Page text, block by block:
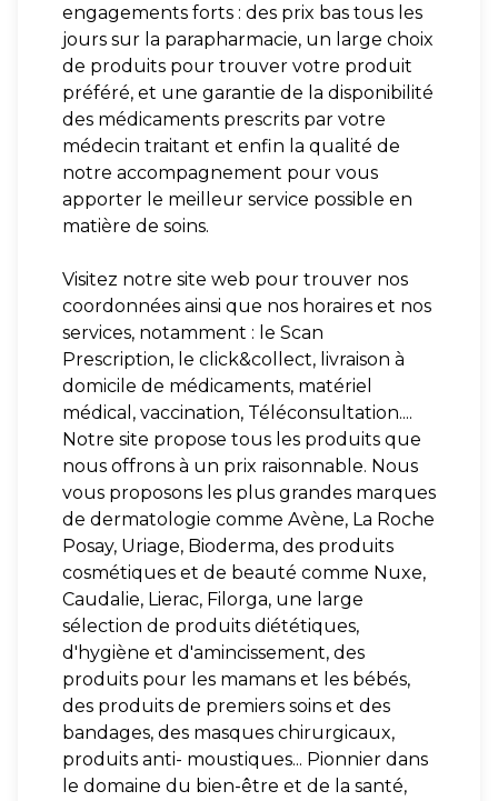
engagements forts : des prix bas tous les
jours sur la parapharmacie, un large choix
de produits pour trouver votre produit
préféré, et une garantie de la disponibilité
des médicaments prescrits par votre
médecin traitant et enfin la qualité de
notre accompagnement pour vous
apporter le meilleur service possible en
matière de soins.
Visitez notre site web pour trouver nos
coordonnées ainsi que nos horaires et nos
services, notamment : le Scan
Prescription, le click&collect, livraison à
domicile de médicaments, matériel
médical, vaccination, Téléconsultation....
Notre site propose tous les produits que
nous offrons à un prix raisonnable. Nous
vous proposons les plus grandes marques
de dermatologie comme Avène, La Roche
Posay, Uriage, Bioderma, des produits
cosmétiques et de beauté comme Nuxe,
Caudalie, Lierac, Filorga, une large
sélection de produits diététiques,
d'hygiène et d'amincissement, des
produits pour les mamans et les bébés,
des produits de premiers soins et des
bandages, des masques chirurgicaux,
produits anti- moustiques... Pionnier dans
le domaine du bien-être et de la santé,